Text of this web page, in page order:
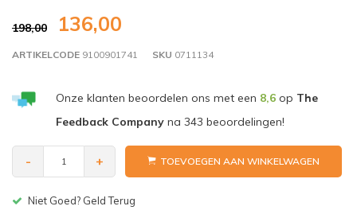
198,00 136,00
ARTIKELCODE 9100901741 SKU 0711134
Onze klanten beoordelen ons met een 8,6op The
Feedback Companyna 343 beoordelingen!
- + TOEVOEGEN AAN WINKELWAGEN
Gratis bezorgen v.a. € 150,-(NL)